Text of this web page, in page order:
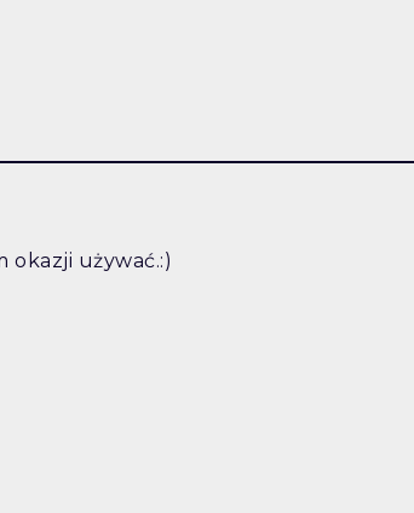
okazji używać.:)